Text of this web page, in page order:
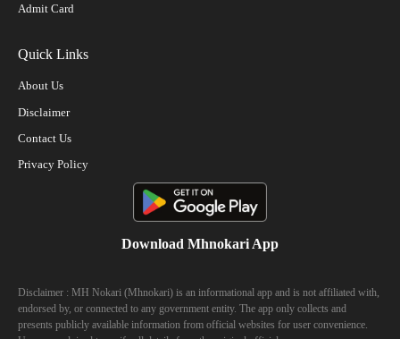
Admit Card
Quick Links
About Us
Disclaimer
Contact Us
Privacy Policy
Download Mhnokari App
Disclaimer : MH Nokari (Mhnokari) is an informational app and is not affiliated with,
endorsed by, or connected to any government entity. The app only collects and
presents publicly available information from official websites for user convenience.